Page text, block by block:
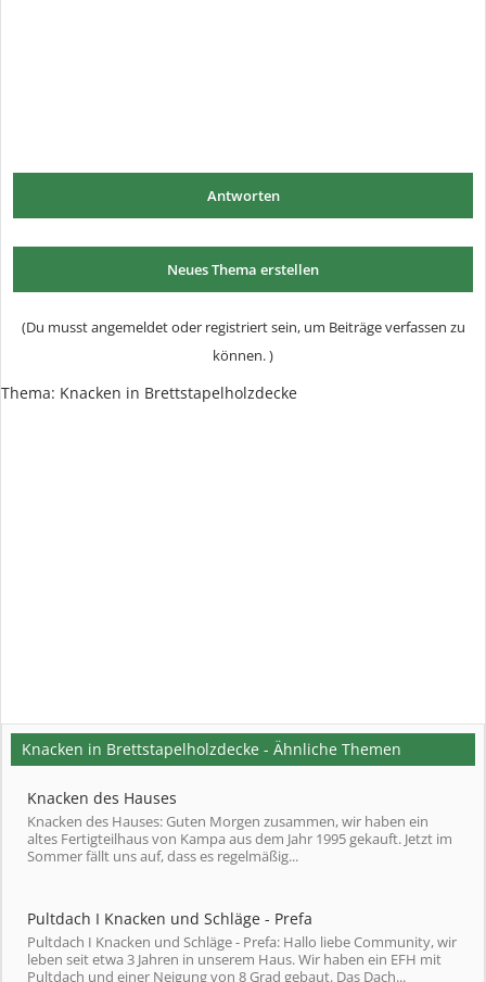
Antworten
Neues Thema erstellen
(Du musst angemeldet oder registriert sein, um Beiträge verfassen zu
können. )
Thema: Knacken in Brettstapelholzdecke
Knacken in Brettstapelholzdecke - Ähnliche Themen
Knacken des Hauses
Knacken des Hauses: Guten Morgen zusammen, wir haben ein
altes Fertigteilhaus von Kampa aus dem Jahr 1995 gekauft. Jetzt im
Sommer fällt uns auf, dass es regelmäßig...
Pultdach I Knacken und Schläge - Prefa
Pultdach I Knacken und Schläge - Prefa: Hallo liebe Community, wir
leben seit etwa 3 Jahren in unserem Haus. Wir haben ein EFH mit
Pultdach und einer Neigung von 8 Grad gebaut. Das Dach...